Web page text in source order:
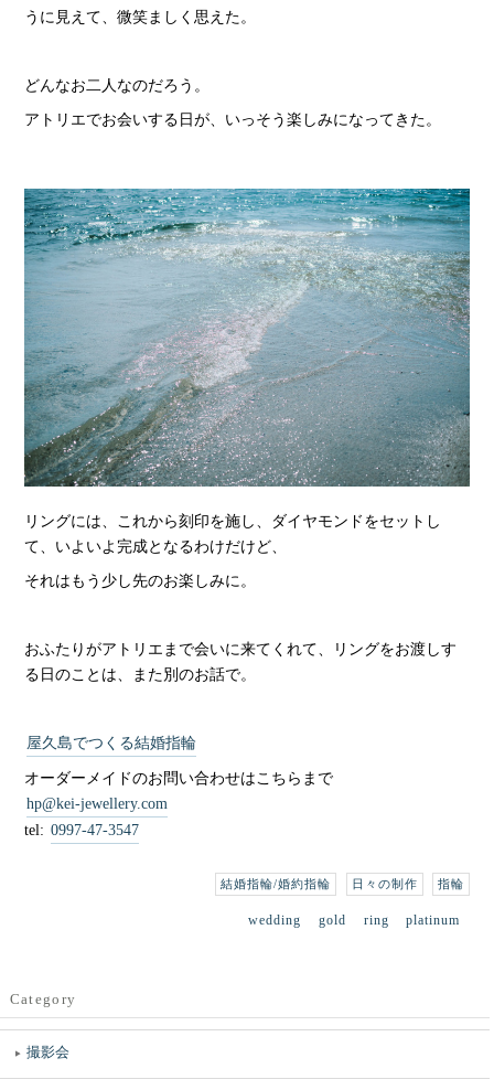
うに見えて、微笑ましく思えた。
どんなお二人なのだろう。
アトリエでお会いする日が、いっそう楽しみになってきた。
リングには、これから刻印を施し、ダイヤモンドをセットし
て、いよいよ完成となるわけだけど、
それはもう少し先のお楽しみに。
おふたりがアトリエまで会いに来てくれて、リングをお渡しす
る日のことは、また別のお話で。
屋久島でつくる結婚指輪
オーダーメイドのお問い合わせはこちらまで
hp@kei-jewellery.com
tel: 0997-47-3547
結婚指輪/婚約指輪 日々の制作 指輪
wedding gold ring platinum
Category
撮影会